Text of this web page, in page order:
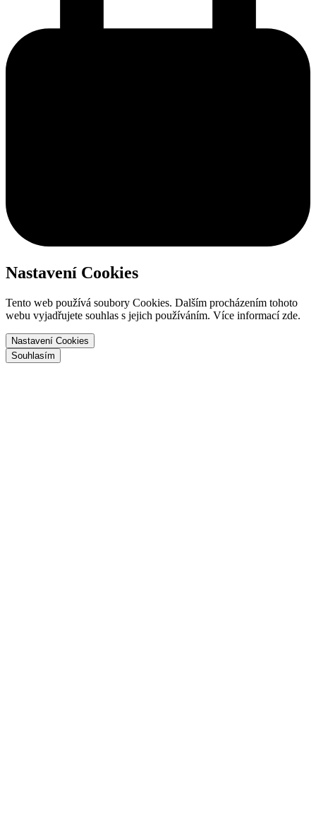
Nastavení Cookies
Tento web používá soubory Cookies. Dalším procházením tohoto
webu vyjadřujete souhlas s jejich používáním. Více informací zde.
Nastavení Cookies
Souhlasím